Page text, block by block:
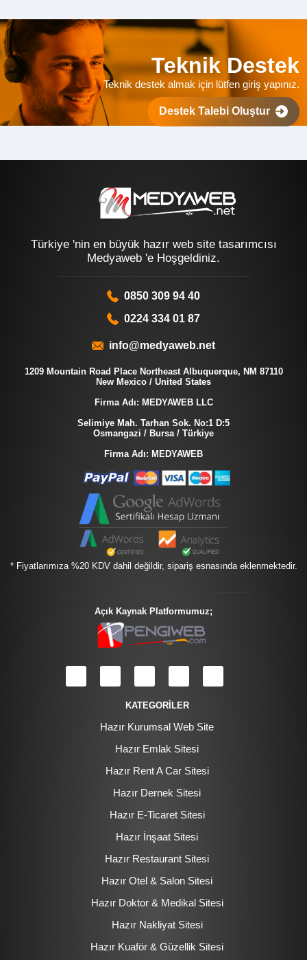
Teknik Destek
Teknik destek almak için lütfen giriş yapınız.
Destek Talebi Oluştur
Türkiye 'nin en büyük hazır web site tasarımcısı
Medyaweb 'e Hoşgeldiniz.
0850 309 94 40
0224 334 01 87
info@medyaweb.net
1209 Mountain Road Place Northeast Albuquerque, NM 87110
New Mexico / United States
Firma Adı: MEDYAWEB LLC
Selimiye Mah. Tarhan Sok. No:1 D:5
Osmangazi / Bursa / Türkiye
Firma Adı: MEDYAWEB
* Fiyatlarımıza %20 KDV dahil değildir, sipariş esnasında eklenmektedir.
Açık Kaynak Platformumuz;
KATEGORİLER
Hazır Kurumsal Web Site
Hazır Emlak Sitesi
Hazır Rent A Car Sitesi
Hazır Dernek Sitesi
Hazır E-Ticaret Sitesi
Hazır İnşaat Sitesi
Hazır Restaurant Sitesi
Hazır Otel & Salon Sitesi
Hazır Doktor & Medikal Sitesi
Hazır Nakliyat Sitesi
Hazır Kuaför & Güzellik Sitesi